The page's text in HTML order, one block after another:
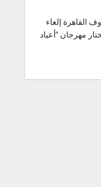
إلغاء
مهرجان “أعياد